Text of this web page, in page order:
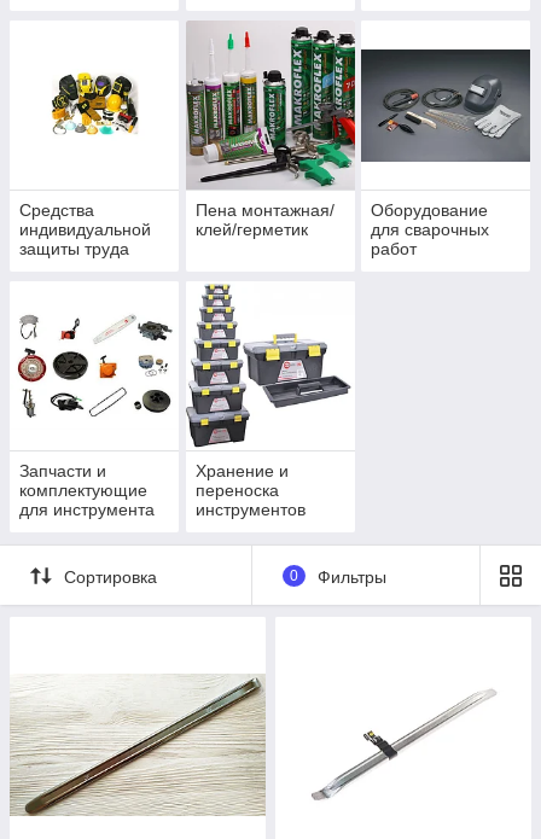
Средства
индивидуальной
защиты труда
Пена монтажная/
клей/герметик
Оборудование
для сварочных
работ
Запчасти и
комплектующие
для инструмента
Хранение и
переноска
инструментов
Сортировка 0 Фильтры